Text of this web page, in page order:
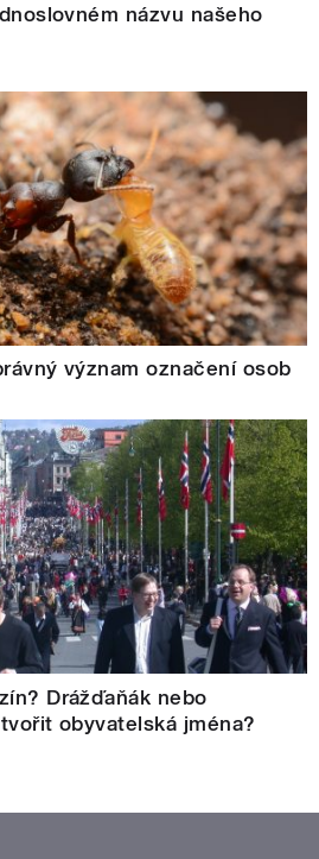
názvu našeho
význam označení osob
Drážďaňák nebo
obyvatelská jména?